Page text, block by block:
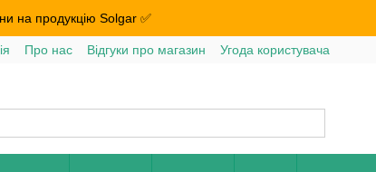
на продукцію Solgar ✅
Про нас Відгуки про магазин Угода користувача